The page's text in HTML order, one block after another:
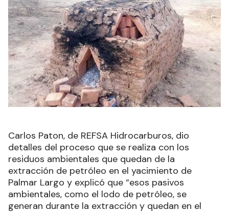
Carlos Paton, de REFSA Hidrocarburos, dio
detalles del proceso que se realiza con los
residuos ambientales que quedan de la
extracción de petróleo en el yacimiento de
Palmar Largo y explicó que “esos pasivos
ambientales, como el lodo de petróleo, se
generan durante la extracción y quedan en el